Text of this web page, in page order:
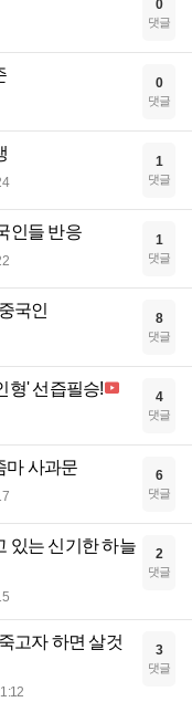
0
댓글
0
댓글
1
댓글
인들 반응 1
댓글
국인 8
댓글
형' 선즙필승! 4
댓글
마 사과문 6
댓글
있는 신기한 하늘
2
댓글
고자 하면 살것
3
댓글